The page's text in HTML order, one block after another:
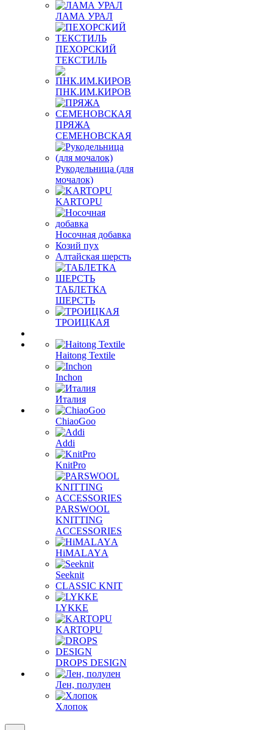
ЛАМА УРАЛ
ПЕХОРСКИЙ
ТЕКСТИЛЬ
ПНК.ИМ.КИРОВ
ПРЯЖА
СЕМЕНОВСКАЯ
Рукодельница (для
мочалок)
KARTOPU
Носочная добавка
Козий пух
Алтайская шерсть
ТАБЛЕTКА
ШЕРСТЬ
ТРОИЦКАЯ
Haitong Textilе
Inchon
Италия
ChiaoGoo
Addi
KnitPro
PARSWOOL
KNITTING
ACCESSORIES
HiMALAYА
Seeknit
CLASSIC KNIT
LYKKE
KАRTOPU
DROPS DЕSIGN
Лен, полулен
Хлопок